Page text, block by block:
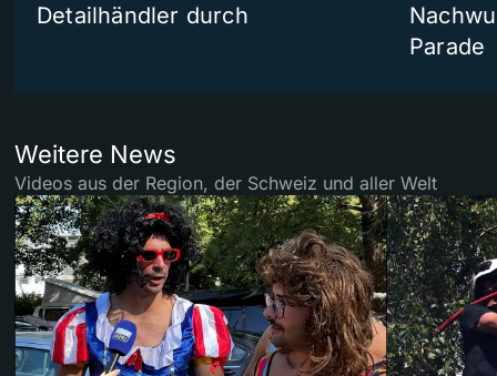
Detailhändler durch
Parade
Weitere News
Videos aus der Region, der Schweiz und aller Welt